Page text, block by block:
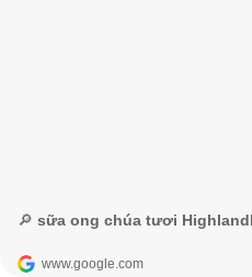
🔎 sữa ong chúa tươi
www.google.com